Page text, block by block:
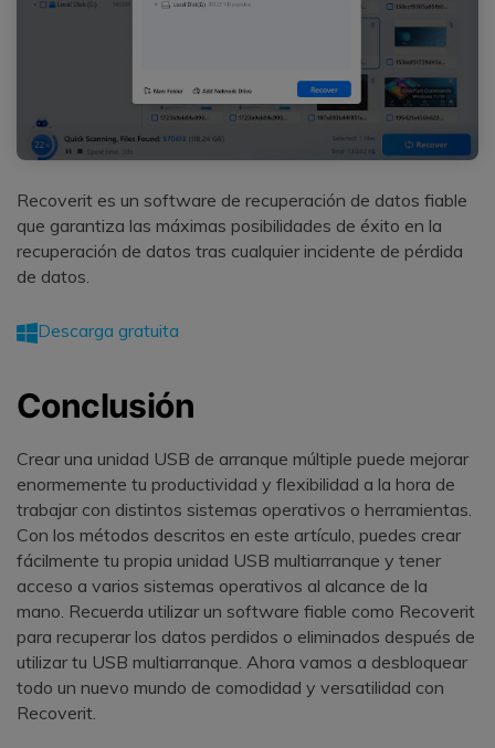
Recoverit es un software de recuperación de datos fiable
que garantiza las máximas posibilidades de éxito en la
recuperación de datos tras cualquier incidente de pérdida
de datos.
Descarga gratuita
Conclusión
Crear una unidad USB de arranque múltiple puede mejorar
enormemente tu productividad y flexibilidad a la hora de
trabajar con distintos sistemas operativos o herramientas.
Con los métodos descritos en este artículo, puedes crear
fácilmente tu propia unidad USB multiarranque y tener
acceso a varios sistemas operativos al alcance de la
mano. Recuerda utilizar un software fiable como Recoverit
para recuperar los datos perdidos o eliminados después de
utilizar tu USB multiarranque. Ahora vamos a desbloquear
todo un nuevo mundo de comodidad y versatilidad con
Recoverit.